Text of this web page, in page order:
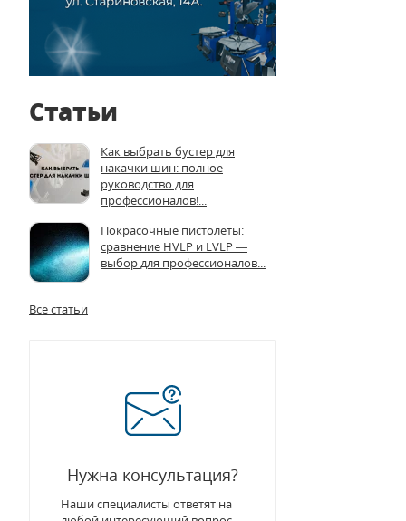
Статьи
Как выбрать бустер для
накачки шин: полное
руководство для
профессионалов!...
Покрасочные пистолеты:
сравнение HVLP и LVLP —
выбор для профессионалов...
Все статьи
Нужна консультация?
Наши специалисты ответят на